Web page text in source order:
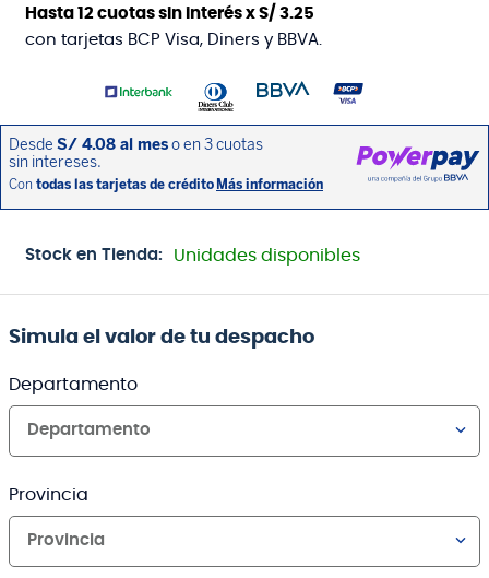
Hasta12 cuotas sin interés xS/ 3.25
con tarjetas BCP Visa, Diners y BBVA.
Stock en Tienda: Unidades disponibles
Simula el valor de tu despacho
Departamento
Departamento
Provincia
Provincia